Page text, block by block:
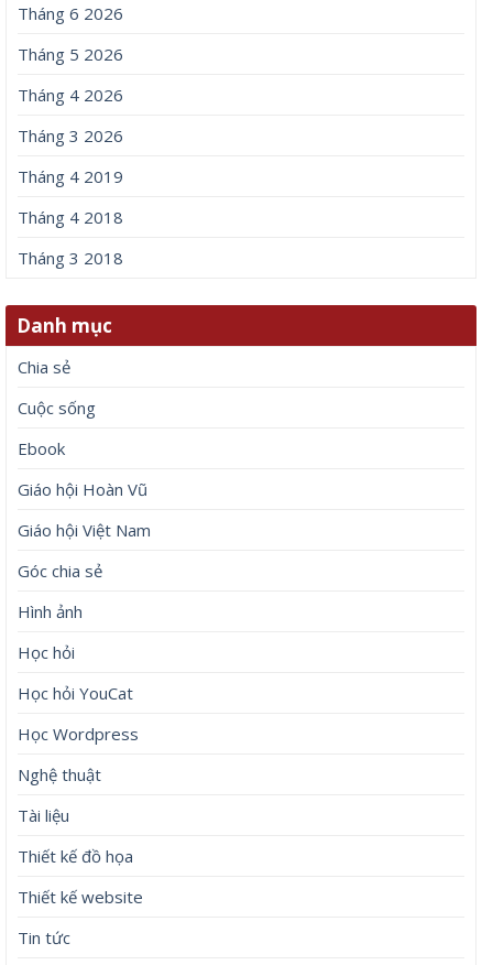
Tháng 6 2026
Tháng 5 2026
Tháng 4 2026
Tháng 3 2026
Tháng 4 2019
Tháng 4 2018
Tháng 3 2018
Danh mục
Chia sẻ
Cuộc sống
Ebook
Giáo hội Hoàn Vũ
Giáo hội Việt Nam
Góc chia sẻ
Hình ảnh
Học hỏi
Học hỏi YouCat
Học Wordpress
Nghệ thuật
Tài liệu
Thiết kế đồ họa
Thiết kế website
Tin tức